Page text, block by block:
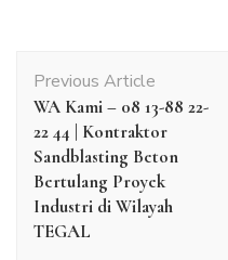
Navigation
Previous Article
WA Kami – 08 13-88 22-
22 44 | Kontraktor
Sandblasting Beton
Bertulang Proyek
Industri di Wilayah
TEGAL